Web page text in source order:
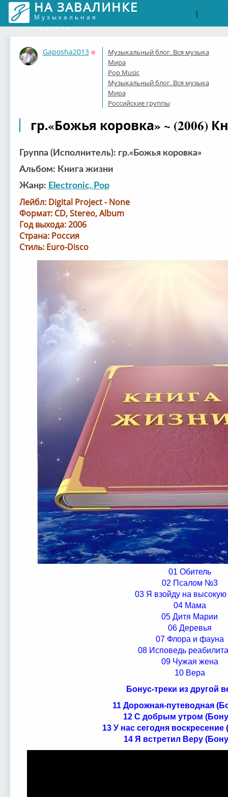
НА ЗАВАЛИНКЕ
Музыкальная
соцсеть
|
Gaposha2013
Оффлайн
Музыкальный блог. Вся музыка
Мира
Pop Music
Музыкальный блог. Вся музыка
Мира
Российские группы
гр.«Божья коровка» ~ (2006)
Группа (Исполнитель): гр.«Божья коровка»
Альбом: Книга жизни
Жанр: Electronic, Pop
Лейбл: Digital Project - None
Формат: CD, Stereo, Album
Год выхода: 2006
Страна: Россия
Стиль: Euro-Disco
01 Обитель
02 Псалом №3
03 Я взойду на высокую
04 Мама
05 Дитя Марии
06 Деревья
07 Флора и фауна
08 Исповедь
09 Чужая жена
10 Вера
Бонус-треки из другой
11 Дорожная-путеводная
12 С добрым утром
13 У нас сегодня воскресение
14 Я встретил Веру